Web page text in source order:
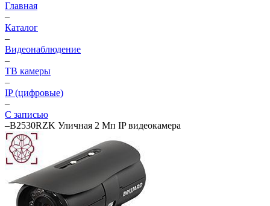
Главная
–
Каталог
–
Видеонаблюдение
–
ТВ камеры
–
IP (цифровые)
–
С записью
–B2530RZK Уличная 2 Мп IP видеокамера